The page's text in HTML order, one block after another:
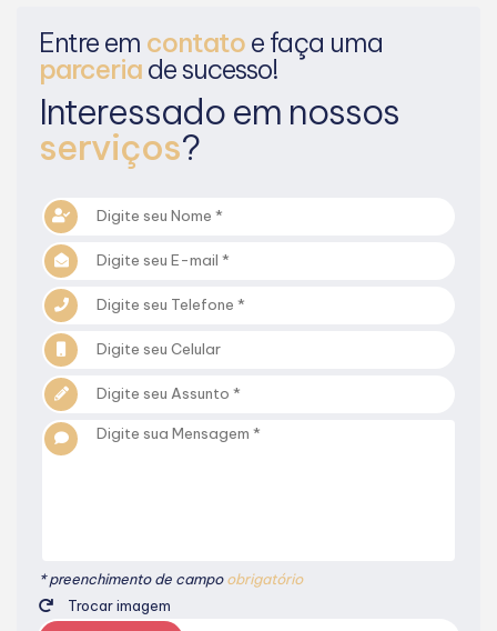
Entre em contato e faça uma
parceria de sucesso!
Interessado em nossos
serviços?
* preenchimento de campoobrigatório
Trocar imagem